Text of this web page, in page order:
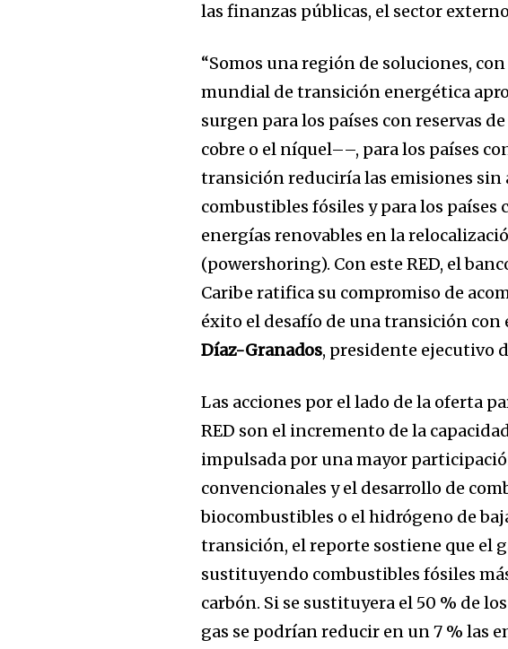
Join our community of
of the conversation.
To subscribe, simply enter your email address
won't spam your inbox. Your information is safe
las finanzas públicas, el sector
“Somos una región de soluciones,
mundial de transición energética
surgen para los países con reservas
cobre o el níquel––, para los países
transición reduciría las emisiones
combustibles fósiles y para los
energías renovables en la
(powershoring). Con este RED, el
Caribe ratifica su compromiso de
éxito el desafío de una transición con
Díaz-Granados, presidente ejecutivo
Las acciones por el lado de la oferta
RED son el incremento de la
impulsada por una mayor
convencionales y el desarrollo de
biocombustibles o el hidrógeno de
transición, el reporte sostiene que el
sustituyendo combustibles fósiles
carbón. Si se sustituyera el 50 % de
gas se podrían reducir en un 7 % las